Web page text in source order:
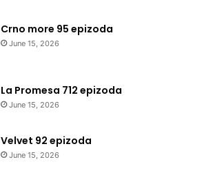
Crno more 95 epizoda
June 15, 2026
La Promesa 712 epizoda
June 15, 2026
Velvet 92 epizoda
June 15, 2026